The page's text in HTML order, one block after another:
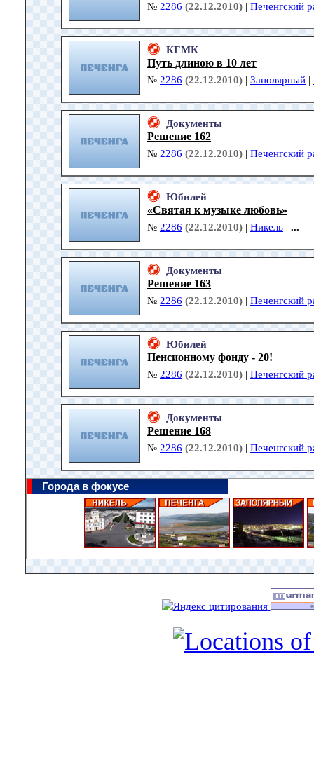
№ 2286 (22.12.2010) | Печенгский
КГМК
Путь длиною в 10 лет
№ 2286 (22.12.2010) | Заполярный |
Документы
Решение 162
№ 2286 (22.12.2010) | Печенгский
Юбилей
«Святая к музыке любовь»
№ 2286 (22.12.2010) | Никель | ...
Документы
Решение 163
№ 2286 (22.12.2010) | Печенгский
Юбилей
Пенсионному фонду - 20!
№ 2286 (22.12.2010) | Печенгский
Документы
Решение 168
№ 2286 (22.12.2010) | Печенгский
Города в фокусе